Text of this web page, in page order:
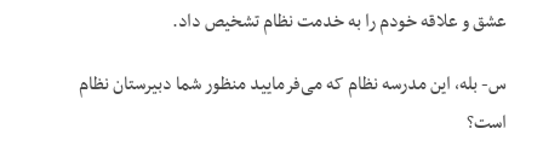
عشق و علاقه خودم را به خدمت نظام تشخیص داد.
س- بله، این مدرسه نظام که می‌فرمایید منظور شما دبیرستان نظام
است؟